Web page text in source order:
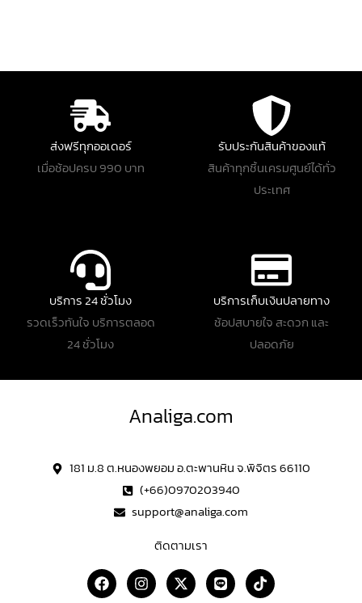
ส่งฟรีทุกออเดอร์
เมื่อช้อปครบ 990 บาท
รับประกันสินค้าของแท้
สินค้าทุกชิ้นเครมศูนย์ได้ทั่ว
ประเทศ
บริการ 24 ชั่วโมง
รวดเร็วทันใจ บริการตลอด
24 ชั่วโมง
บริการเก็บเงินปลายทาง
ช้อปสบายใจ สะดวก และ
ปลอดภัย
Analiga.com
181 ม.8 ต.หนองพยอม อ.ตะพานหิน จ.พิจิตร 66110
(+66)0970203940
support@analiga.com
ติดตามเรา
F
a
I
n
X
-
L
i
T
i